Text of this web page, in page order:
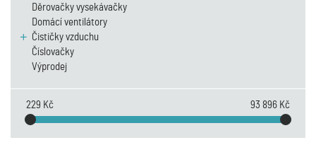
Děrovačky vysekávačky
Domácí ventilátory
Čističky vzduchu
Číslovačky
Výprodej
229 Kč 93 896 Kč